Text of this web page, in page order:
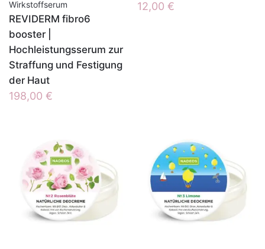
Wirkstoffserum
REVIDERM fibro6
booster |
Hochleistungsserum zur
Straffung und Festigung
der Haut
198,00 €
12,00 €